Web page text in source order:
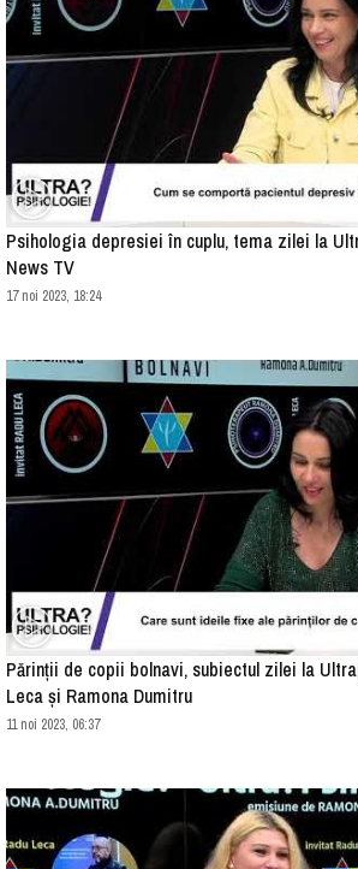
Psihologia depresiei în cuplu, tema zilei la
News TV
17 noi 2023, 18:24
Părinții de copii bolnavi, subiectul zilei la
Leca și Ramona Dumitru
11 noi 2023, 06:37